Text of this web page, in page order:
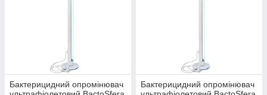
Бактерицидний опромінювач
Бактерицидний опромінювач